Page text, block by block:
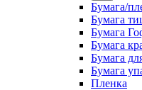
Бумага/
Бумага
Бумага
Бумага
Бумага
Бумага
Пленка